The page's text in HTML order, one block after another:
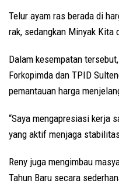
Telur ayam ras berada di
rak, sedangkan Minyak Kita
Dalam kesempatan
Forkopimda dan TPID
pemantauan harga
“Saya mengapresiasi kerja
yang aktif menjaga
Reny juga mengimbau
Tahun Baru secara